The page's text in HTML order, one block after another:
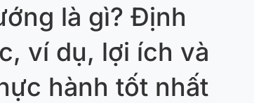
là gì? Định
ví dụ, lợi ích và
hành tốt nhất